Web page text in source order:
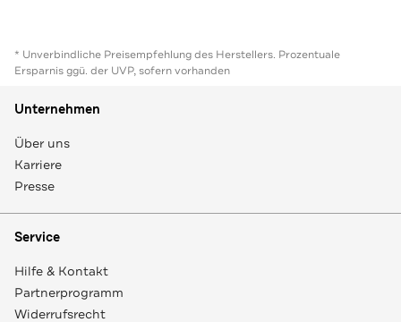
* Unverbindliche Preisempfehlung des Herstellers. Prozentuale
Ersparnis ggü. der UVP, sofern vorhanden
Unternehmen
Über uns
Karriere
Presse
Service
Hilfe & Kontakt
Partnerprogramm
Widerrufsrecht